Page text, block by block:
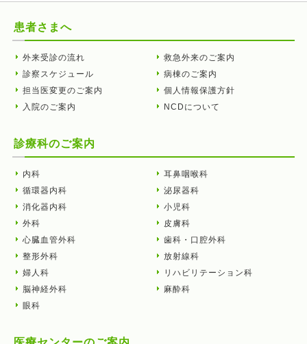
患者さまへ
外来受診の流れ
診察スケジュール
担当医変更のご案内
入院のご案内
救急外来のご案内
病棟のご案内
個人情報保護方針
NCDについて
診療科のご案内
内科
循環器内科
消化器内科
外科
心臓血管外科
整形外科
婦人科
脳神経外科
眼科
耳鼻咽喉科
泌尿器科
小児科
皮膚科
歯科・口腔外科
放射線科
リハビリテーション科
麻酔科